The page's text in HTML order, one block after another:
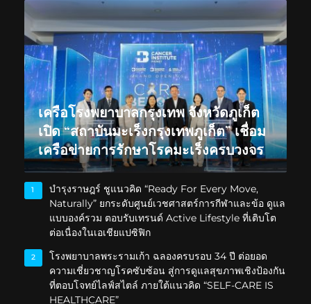
เครือโรงพยาบาลกรุงเทพ จังหวัดภูเก็ต
เปิด “สถาบันมะเร็งกรุงเทพภูเก็ต” เชื่อม
เครือข่ายการรักษาโรคมะเร็งครบวงจร
1
บำรุงราษฎร์ ชูแนวคิด “Ready For Every Move,
Naturally” ยกระดับศูนย์เวชศาสตร์การกีฬาและข้อ ดูแล
แบบองค์รวม ตอบรับเทรนด์ Active Lifestyle ที่เติบโต
ต่อเนื่องในเอเชียแปซิฟิก
2
โรงพยาบาลพระรามเก้า ฉลองครบรอบ 34 ปี ต่อยอด
ความเชี่ยวชาญโรคซับซ้อน สู่การดูแลสุขภาพเชิงป้องกัน
ที่ตอบโจทย์ไลฟ์สไตล์ ภายใต้แนวคิด “SELF-CARE IS
HEALTHCARE”